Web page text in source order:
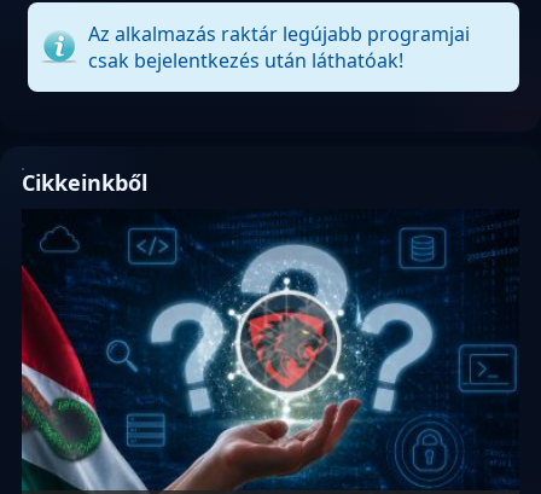
Az alkalmazás raktár legújabb programjai
csak bejelentkezés után láthatóak!
Cikkeinkből